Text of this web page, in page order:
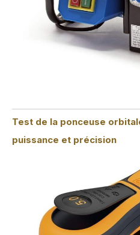
Test de la ponceuse
puissance et précision